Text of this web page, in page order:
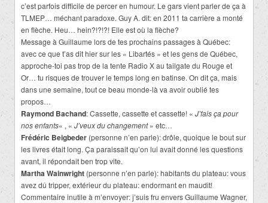
c’est parfois difficile de percer en humour. Le gars vient parler de ça à
TLMEP… méchant paradoxe. Guy A. dit: en 2011 ta carrière a monté
en flèche. Heu… hein?!?!?! Elle est où la flèche?
Message à Guillaume lors de tes prochains passages à Québec:
avec ce que t’as dit hier sur les « Libartés » et les gens de Québec,
approche-toi pas trop de la tente Radio X au tailgate du Rouge et
Or… tu risques de trouver le temps long en batinse. On dit ça, mais
dans une semaine, tout ce beau monde-là va avoir oublié tes
propos…
Raymond Bachand: Cassette, cassette et cassette! « J’fais ça pour
nos enfants« , « J’veux du changement» etc…
Frédéric Beigbeder (personne n’en parle): drôle, quoique le bout sur
les livres était long. Ça paraissait qu’on lui avait donné les questions
avant, il répondait ben trop vite.
Martha Wainwright (personne n’en parle): habitants du plateau: vous
avez dû tripper, extérieur du plateau: endormant en maudit!
Commentaire inutile à m’envoyer: j’suis fru envers Guillaume Wagner,